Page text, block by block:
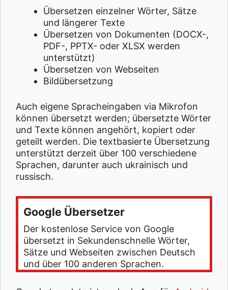
Übersetzen einzelner Wörter, Sätze
und längerer Texte
Übersetzen von Dokumenten (DOCX-,
PDF-, PPTX- oder XLSX werden
unterstützt)
Übersetzen von Webseiten
Bildübersetzung
Auch eigene Spracheingaben via Mikrofon
können übersetzt werden; übersetzte Wörter
und Texte können angehört, kopiert oder
geteilt werden. Die textbasierte Übersetzung
unterstützt derzeit über 100 verschiedene
Sprachen, darunter auch ukrainisch und
russisch.
Google Übersetzer
Der kostenlose Service von Google
übersetzt in Sekundenschnelle Wörter,
Sätze und Webseiten zwischen Deutsch
und über 100 anderen Sprachen.